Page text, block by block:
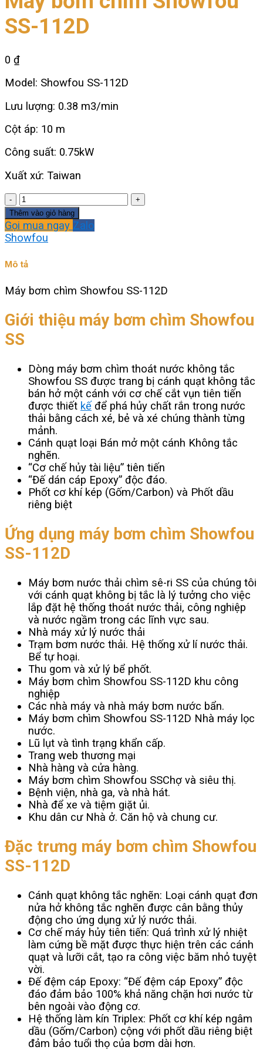
SS-112D
0 ₫
Model: Showfou SS-112D
Lưu lượng: 0.38 m3/min
Cột áp: 10 m
Công suất: 0.75kW
Xuất xứ: Taiwan
Máy
bơm
chìm
Showfou
112D
lượng
Thêm vào giỏ hàng
Gọi mua ngay Zalo
Showfou
Mô tả
Máy bơm chìm Showfou SS-112D
Giới thiệu máy bơm chìm Showfou
SS
Dòng máy bơm chìm thoát nước không tắc
Showfou SS được trang bị cánh quạt không tắc
bán hở một cánh với cơ chế cắt vụn tiên tiến
được thiết kế để phá hủy chất rắn trong nước
thải bằng cách xé, bẻ và xé chúng thành từng
mảnh.
Cánh quạt loại Bán mở một cánh Không tắc
nghẽn.
“Cơ chế hủy tài liệu” tiên tiến
“Đế dán cáp Epoxy” độc đáo.
Phốt cơ khí kép (Gốm/Carbon) và Phốt dầu
riêng biệt
Ứng dụng máy bơm chìm Showfou
SS-112D
Máy bơm nước thải chìm sê-ri SS của chúng tôi
với cánh quạt không bị tắc là lý tưởng cho việc
lắp đặt hệ thống thoát nước thải, công nghiệp
và nước ngầm trong các lĩnh vực sau.
Nhà máy xử lý nước thải
Trạm bơm nước thải. Hệ thống xử lí nước thải.
Bể tự hoại.
Thu gom và xử lý bể phốt.
Máy bơm chìm Showfou SS-112D khu công
nghiệp
Các nhà máy và nhà máy bơm nước bẩn.
Máy bơm chìm Showfou SS-112D Nhà máy lọc
nước.
Lũ lụt và tình trạng khẩn cấp.
Trang web thương mại
Nhà hàng và cửa hàng.
Máy bơm chìm Showfou SSChợ và siêu thị.
Bệnh viện, nhà ga, và nhà hát.
Nhà để xe và tiệm giặt ủi.
Khu dân cư Nhà ở. Căn hộ và chung cư.
Đặc trưng máy bơm chìm Showfou
SS-112D
Cánh quạt không tắc nghẽn: Loại cánh quạt đơn
nửa hở không tắc nghẽn được cân bằng thủy
động cho ứng dụng xử lý nước thải.
Cơ chế máy hủy tiên tiến: Quá trình xử lý nhiệt
làm cứng bề mặt được thực hiện trên các cánh
quạt và lưỡi cắt, tạo ra công việc băm nhỏ tuyệt
vời.
Đế đệm cáp Epoxy: “Đế đệm cáp Epoxy” độc
đáo đảm bảo 100% khả năng chặn hơi nước từ
bên ngoài vào động cơ.
Hệ thống làm kín Triplex: Phốt cơ khí kép ngâm
dầu (Gốm/Carbon) cộng với phốt dầu riêng biệt
đảm bảo tuổi thọ của bơm dài hơn.